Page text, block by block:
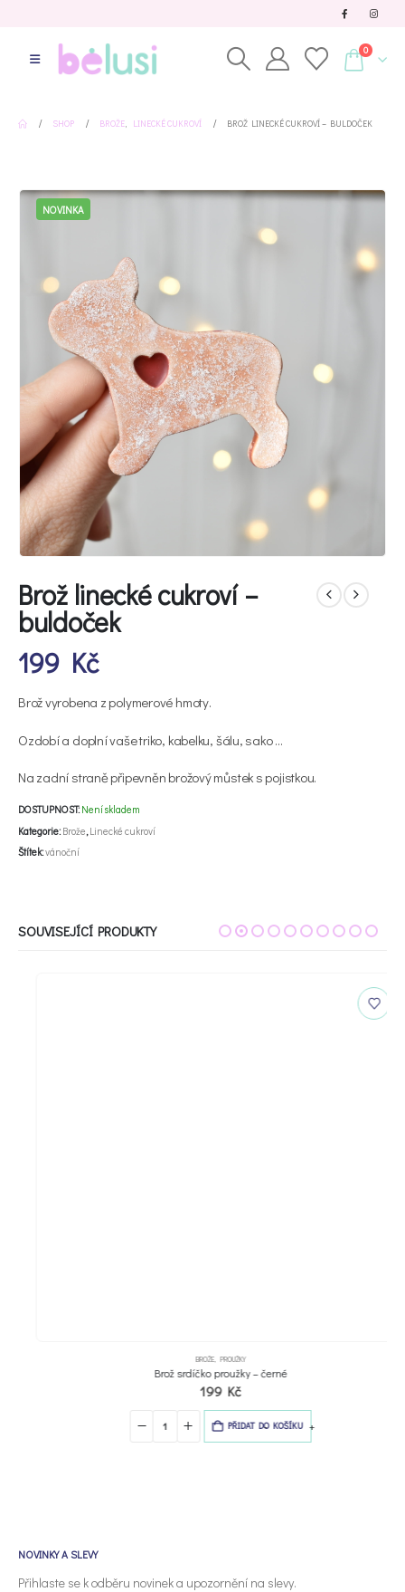
0
SHOP BROŽE, LINECKÉ CUKROVÍ BROŽ LINECKÉ CUKROVÍ – BULDOČEK
NOVINKA
Brož linecké cukroví –
buldoček
199 Kč
Brož vyrobena z polymerové hmoty.
Ozdobí a doplní vaše triko, kabelku, šálu, sako …
Na zadní straně připevněn brožový můstek s pojistkou.
DOSTUPNOST:Není skladem
Kategorie: Brože, Linecké cukroví
Štítek:vánoční
SOUVISEJÍCÍ PRODUKTY
BROŽE,PROUŽKY
Brož srdíčko proužky – černé
199Kč
PŘIDAT DO KOŠÍKU
- +
NOVINKY A SLEVY
Přihlaste se k odběru novinek a upozornění na slevy.